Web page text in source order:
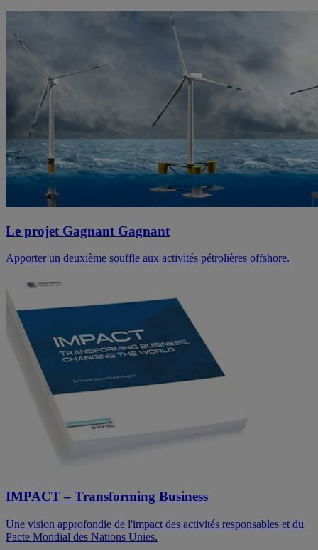
Le projet Gagnant Gagnant
Apporter un deuxième souffle aux activités pétrolières offshore.
IMPACT – Transforming Business
Une vision approfondie de l'impact des activités responsables et du
Pacte Mondial des Nations Unies.